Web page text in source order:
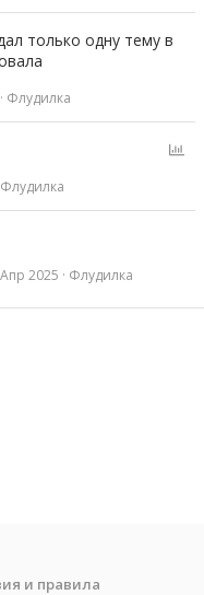
только одну тему в
Флудилка
о
Флудилка
Флудилка
2025
и правила